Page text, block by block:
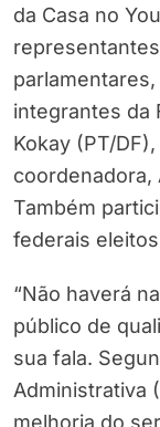
da Casa no
integrantes da
Kokay (PT/
coordenadora,
Também
federais
“Não haverá
público de
sua fala.
Administrativa
melhoria do